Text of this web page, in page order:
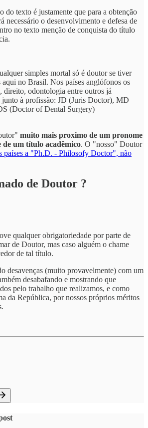
do texto é justamente que para a obtenção
necessário o desenvolvimento e defesa de
no texto menção de conquista do título
simples mortal só é doutor se tiver
no Brasil. Nos países anglófonos os
direito, odontologia entre outros já
à profissão: JD (Juris Doctor), MD
(Doctor of Dental Surgery)
muito mais proximo de um pronome
um título acadêmico. O "nosso" Doutor
países a "Ph.D. - Philosofy Doctor", não
de Doutor ?
qualquer obrigatoriedade por parte de
de Doutor, mas caso alguém o chame
de tal título.
desavenças (muito provavelmente) com um
desabafando e mostrando que
pelo trabalho que realizamos, e como
da República, por nossos próprios méritos